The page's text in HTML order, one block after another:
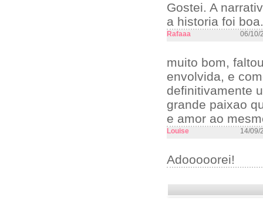
Gostei. A
a historia foi
Rafaaa 06/10/
muito bom,
envolvida, e
definitivamente
grande paixao
e amor ao
Louise 14/09/
Adooooorei!